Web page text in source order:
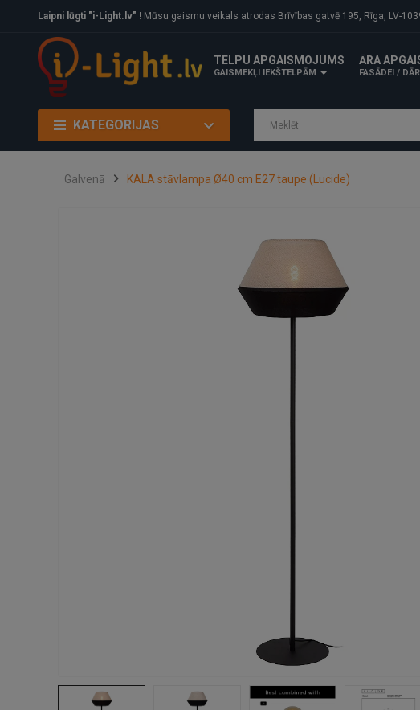
Laipni lūgti "i-Light.lv" ! Mūsu gaismu veikals atrodas Brīvības gatvē 195, Rīga, LV-1039 - pie
TELPU APGAISMOJUMS
GAISMEKĻI IEKŠTELPĀM
ĀRA
FASĀDEI /
KATEGORIJAS
Galvenā KALA stāvlampa Ø40 cm E27 taupe (Lucide)